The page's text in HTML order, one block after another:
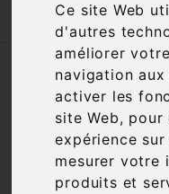
Ce site Web
d'autres
améliorer
navigation
activer les
site Web, pour
expérience sur
mesurer votre
produits et
Accueil
SOUS-